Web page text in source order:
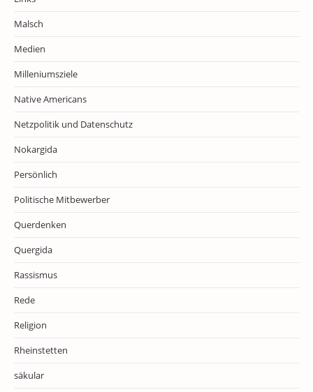
Malsch
Medien
Milleniumsziele
Native Americans
Netzpolitik und Datenschutz
Nokargida
Persönlich
Politische Mitbewerber
Querdenken
Quergida
Rassismus
Rede
Religion
Rheinstetten
säkular